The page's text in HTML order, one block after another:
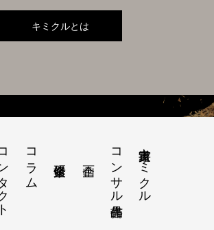
キミクルとは
書道家キミクル
コンサル書作品
コラム
クト